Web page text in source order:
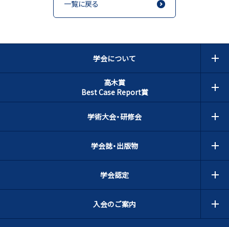
一覧に戻る
学会について
高木賞
Best Case Report賞
学術大会・研修会
学会誌・出版物
学会認定
入会のご案内